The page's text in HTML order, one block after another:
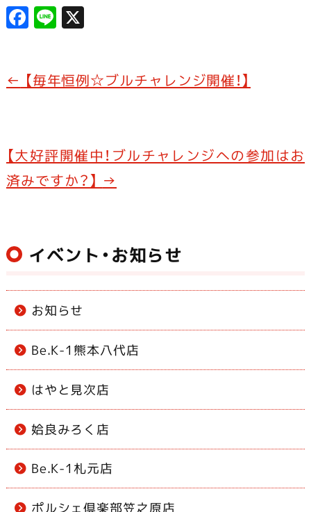
F
a
e
o
k
Li
n
X
← 【毎年恒例☆ブルチャレンジ開催！】
【大好評開催中！ブルチャレンジへの参加はお
済みですか？】 →
イベント・お知らせ
お知らせ
Be.K-1熊本八代店
はやと見次店
姶良みろく店
Be.K-1札元店
ポルシェ倶楽部笠之原店